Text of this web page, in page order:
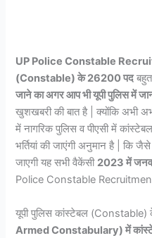
UP Police Constable
(Constable) के 26200 पदबहुत
जाने का अगर आप भी यूपी पुलिस में
खुशखबरी की बात है | क्योंकि अभी
में नागरिक पुलिस व पीएसी में
भर्तियां की जाएंगी अनुमान है | कि
जाएगी यह सभी वैकेंसी 2023 में
Police Constable
यूपी पुलिस कांस्टेबल (Constable)
Armed Constabulary) में